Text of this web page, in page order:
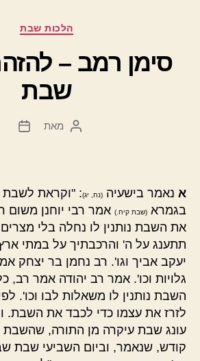
קטגוריות
הלכות שבת
סימן רמב –
שבת
המחבר
מאת
תאריך
א נאמר בישעיה (נח, יג): "וקראת לשבת
בגמרא (שבת קיח.) אמר רבי יוחנן משום
את השבת נותנין לו נחלה בלי
תתענג על ה' והרכבתיך על במתי
יעקב אביך וגו'. רב נחמן בר יצחק
גלויות וכו'. אמר רב יהודה אמר רב,
השבת נותנין לו משאלות לבו וכו'.
לזרז את עצמו כדי לכבד את השבת.
עונג שבת עיקרה מן התורה, שהשבת
קודש, שנאמר, וביום השביעי שבת